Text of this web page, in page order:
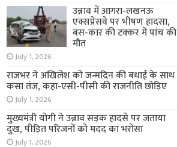
उन्नाव में आगरा-लखनऊ
एक्सप्रेसवे पर भीषण हादसा,
बस-कार की टक्कर में पांच की
मौत
July 1, 2026
राजभर ने अखिलेश को जन्मदिन की बधाई के साथ
कसा तंज, कहा-एसी-पीसी की राजनीति छोड़िए
July 1, 2026
मुख्यमंत्री योगी ने उन्नाव सड़क हादसे पर जताया
दुख, पीड़ित परिजनों को मदद का भरोसा
July 1, 2026